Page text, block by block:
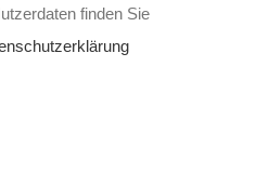
finden Sie